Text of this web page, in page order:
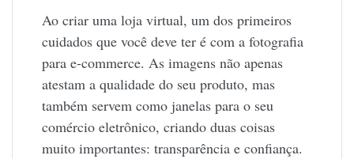
Ao criar uma loja virtual, um dos primeiros
cuidados que você deve ter é com a fotografia
para e-commerce. As imagens não apenas
atestam a qualidade do seu produto, mas
também servem como janelas para o seu
comércio eletrônico, criando duas coisas
muito importantes: transparência e confiança.